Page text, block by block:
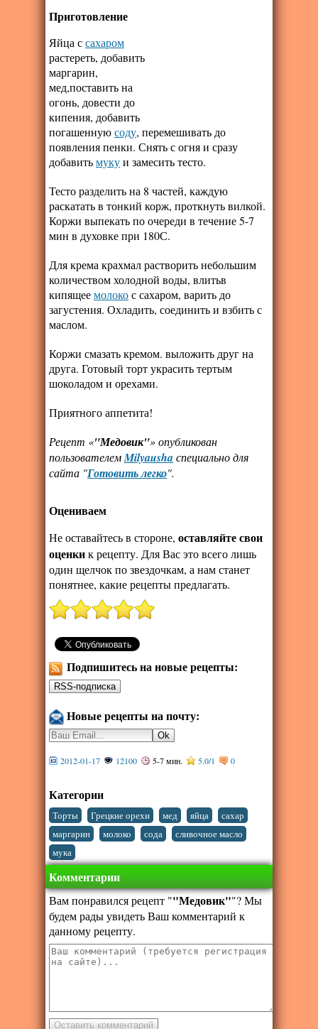
Приготовление
Яйца ссахаром
растереть, добавить
маргарин,
мед,поставить на
огонь, довести до
кипения, добавить
погашеннуюсоду, перемешивать до
появления пенки. Снять с огня и сразу
добавитьмукуи замесить тесто.
Тесто разделить на 8 частей, каждую
раскатать в тонкий корж, проткнуть вилкой.
Коржи выпекать по очереди в течение 5-7
мин в духовке при 180С.
Для крема крахмал растворить небольшим
количеством холодной воды, влитьв
кипящеемолокос сахаром, варить до
загустения. Охладить, соединить и взбить с
маслом.
Коржи смазать кремом. выложить друг на
друга. Готовый торт украсить тертым
шоколадом и орехами.
Приятного аппетита!
Рецепт «"Медовик"» опубликован
пользователемMilyaushaспециально для
сайта "Готовить легко".
Оцениваем
Не оставайтесь в стороне, оставляйте свои
оценкик рецепту. Для Вас это всего лишь
один щелчок по звездочкам, а нам станет
понятнее, какие рецепты предлагать.
Подпишитесь на новые рецепты:
Новые рецепты на почту:
2012-01-17 12100 5-7 мин. 5.0/1 0
Категории
Торты Грецкие орехи мед яйца сахар
маргарин молоко сода сливочное масло
мука
Комментарии
Вам понравился рецепт ""Медовик""? Мы
будем рады увидеть Ваш комментарий к
данному рецепту.